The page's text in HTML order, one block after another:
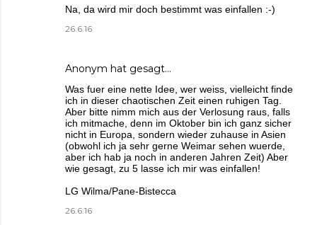
Na, da wird mir doch bestimmt was einfallen :-)
26.6.16
Anonym hat gesagt…
Was fuer eine nette Idee, wer weiss, vielleicht finde
ich in dieser chaotischen Zeit einen ruhigen Tag.
Aber bitte nimm mich aus der Verlosung raus, falls
ich mitmache, denn im Oktober bin ich ganz sicher
nicht in Europa, sondern wieder zuhause in Asien
(obwohl ich ja sehr gerne Weimar sehen wuerde,
aber ich hab ja noch in anderen Jahren Zeit) Aber
wie gesagt, zu 5 lasse ich mir was einfallen!
LG Wilma/Pane-Bistecca
26.6.16